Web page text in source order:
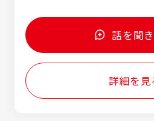
目）月収34万円 【年収例】 メンバー（入社2年
目）：年収380万円 店
620万円 エリアマネ
に配属します。
話を聞
詳細を見